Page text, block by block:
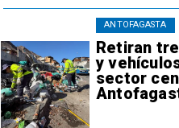
Retiran
y
sector
ANTOFAGASTA